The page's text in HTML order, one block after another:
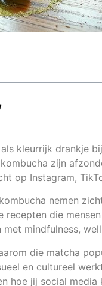
kleurrijk drankje
zijn
op Instagram,
nemen
die
mindfulness,
die matcha
en cultureel
hoe jij social